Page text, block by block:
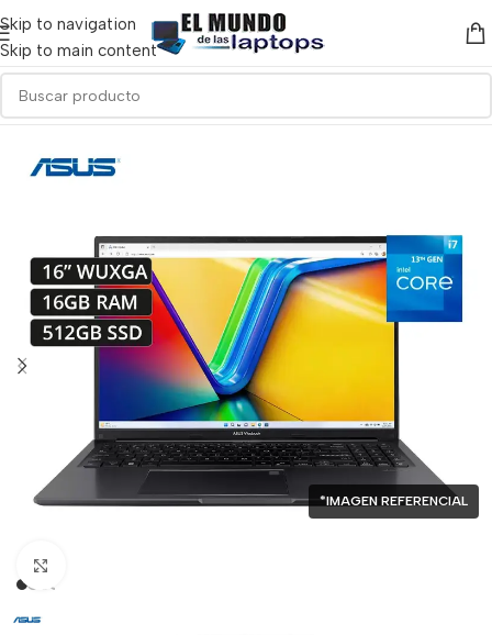
Skip to navigation
Skip to main content
*IMAGEN REFERENCIAL